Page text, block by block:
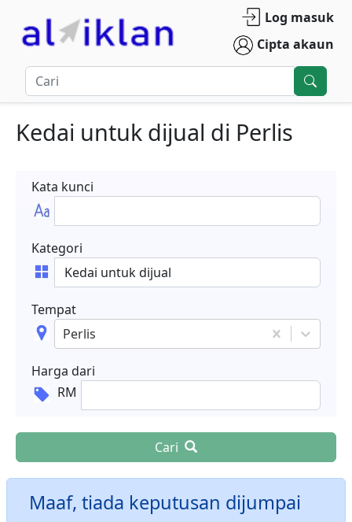
Log masuk
Cipta akaun
Kedai untuk dijual di Perlis
Kata kunci
Kategori
Tempat
Perlis
Harga dari
RM
Cari
Maaf, tiada keputusan dijumpai